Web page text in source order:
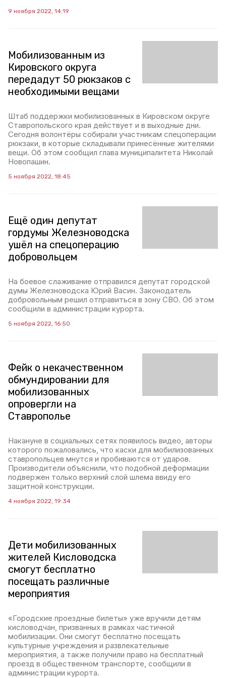
9 ноября 2022, 14:19
Мобилизованным из
Кировского округа
передадут 50 рюкзаков с
необходимыми вещами
Штаб поддержки мобилизованных в Кировском округе
Ставропольского края действует и в выходные дни.
Сегодня волонтёры собирали участникам спецоперации
рюкзаки, в которые складывали принесённые жителями
вещи. Об этом сообщил глава муниципалитета Николай
Новопашин.
5 ноября 2022, 18:45
Ещё один депутат
гордумы Железноводска
ушёл на спецоперацию
добровольцем
На боевое слаживание отправился депутат городской
думы Железноводска Юрий Васин. Законодатель
добровольным решил отправиться в зону СВО. Об этом
сообщили в администрации курорта.
5 ноября 2022, 16:50
Фейк о некачественном
обмундировании для
мобилизованных
опровергли на
Ставрополье
Накануне в социальных сетях появилось видео, авторы
которого пожаловались, что каски для мобилизованных
ставропольцев мнутся и пробиваются от ударов.
Производители объяснили, что подобной деформации
подвержен только верхний слой шлема ввиду его
защитной конструкции.
4 ноября 2022, 19:34
Дети мобилизованных
жителей Кисловодска
смогут бесплатно
посещать различные
мероприятия
«Городские проездные билеты» уже вручили детям
кисловодчан, призванных в рамках частичной
мобилизации. Они смогут бесплатно посещать
культурные учреждения и развлекательные
мероприятия, а также получили право на бесплатный
проезд в общественном транспорте, сообщили в
администрации курорта.